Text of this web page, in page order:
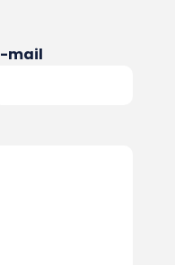
mail